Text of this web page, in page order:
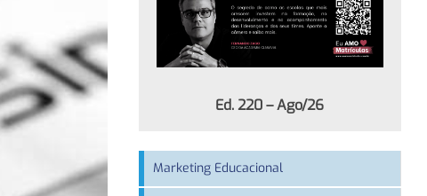
Ed. 220 – Ago/26
Marketing Educacional